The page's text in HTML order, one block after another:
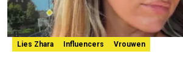
Lies Zhara Influencers Vrouwen